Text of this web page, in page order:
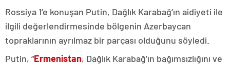
Rossiya 1’e konuşan Putin, Dağlık Karabağ’ın aidiyeti ile
ilgili değerlendirmesinde bölgenin Azerbaycan
topraklarının ayrılmaz bir parçası olduğunu söyledi.
Putin, “Ermenistan, Dağlık Karabağ’ın bağımsızlığını ve